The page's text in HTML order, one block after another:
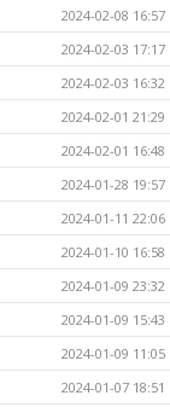
2024-02-08 16:57
2024-02-03 17:17
2024-02-03 16:32
2024-02-01 21:29
2024-02-01 16:48
2024-01-28 19:57
2024-01-11 22:06
2024-01-10 16:58
2024-01-09 23:32
2024-01-09 15:43
2024-01-09 11:05
2024-01-07 18:51